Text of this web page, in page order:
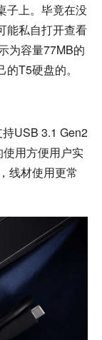
子上。毕竟在没
能私自打开查看
为容量77MB的
T5硬盘的。
USB 3.1 Gen2
用方便用户实
线材使用更常